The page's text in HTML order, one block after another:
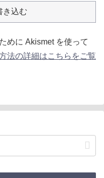
き込む
めに Akismet を使って
法の詳細はこちらをご覧